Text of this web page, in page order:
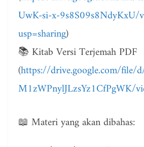
UwK-si-x-9s8S09s8NdyKxU/
usp=sharing)
📚 Kitab Versi Terjemah PDF
(https://drive.google.com/file/
M1zWPnylJLzsYz1CfPgWK/
📖 Materi yang akan dibahas: